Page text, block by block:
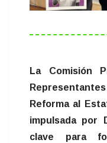
La Comisión
Reforma al
impulsada por
clave para